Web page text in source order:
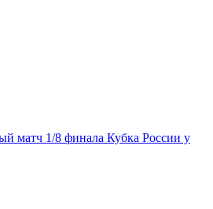
матч 1/8 финала Кубка России у